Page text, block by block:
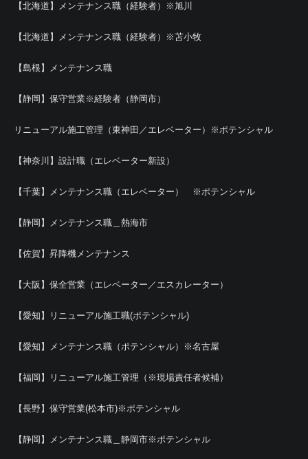
【北海道】メンテナンス職（経験者）※旭川
【北海道】メンテナンス職（経験者）※苫小牧
【島根】メンテナンス職
【静岡】保守営業※経験者（静岡市）
リニューアル施工管理（東神田／エレベーター）※ポテンシャル
【神奈川】設計職（エレベーター新設）
【千葉】メンテナンス職（エレベーター） ※ポテンシャル
【静岡】メンテナンス職＿熱海市
【佐賀】昇降機メンテナンス
【大阪】保全営業（エレベーター／エスカレーター）
【愛知】リニューアル施工職(ポテンシャル)
【愛知】メンテナンス職（ポテンシャル）※名古屋
【福岡】リニューアル施工管理（※現場責任者候補）
【長野】保守営業(松本市)※ポテンシャル
【静岡】メンテナンス職＿静岡市※ポテンシャル